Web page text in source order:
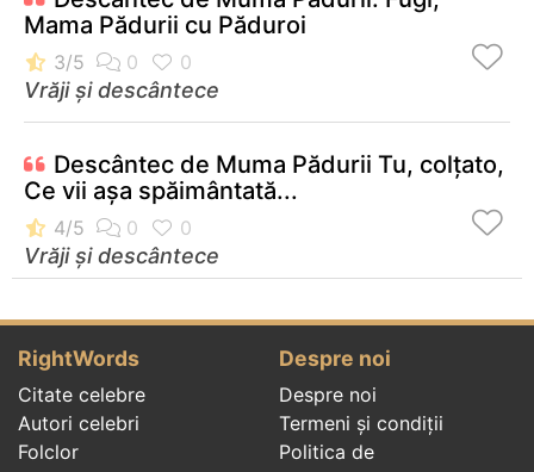
Mama Pădurii cu Păduroi
Vrăji și descântece
Descântec de Muma Pădurii Tu, colţato,
Ce vii aşa spăimântată...
Vrăji și descântece
RightWords
Citate celebre
Autori celebri
Folclor
Despre noi
Despre noi
Termeni și condiții
Politica de